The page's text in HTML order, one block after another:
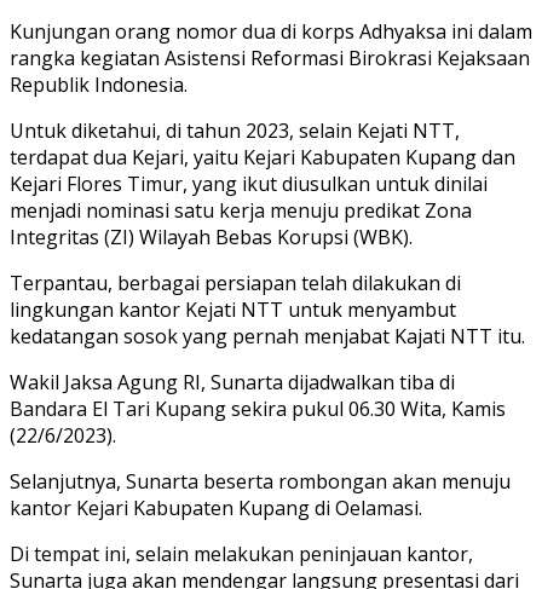
Kunjungan orang nomor dua di korps Adhyaksa ini dalam
rangka kegiatan Asistensi Reformasi Birokrasi Kejaksaan
Republik Indonesia.
Untuk diketahui, di tahun 2023, selain Kejati NTT,
terdapat dua Kejari, yaitu Kejari Kabupaten Kupang dan
Kejari Flores Timur, yang ikut diusulkan untuk dinilai
menjadi nominasi satu kerja menuju predikat Zona
Integritas (ZI) Wilayah Bebas Korupsi (WBK).
Terpantau, berbagai persiapan telah dilakukan di
lingkungan kantor Kejati NTT untuk menyambut
kedatangan sosok yang pernah menjabat Kajati NTT itu.
Wakil Jaksa Agung RI, Sunarta dijadwalkan tiba di
Bandara El Tari Kupang sekira pukul 06.30 Wita, Kamis
(22/6/2023).
Selanjutnya, Sunarta beserta rombongan akan menuju
kantor Kejari Kabupaten Kupang di Oelamasi.
Di tempat ini, selain melakukan peninjauan kantor,
Sunarta juga akan mendengar langsung presentasi dari